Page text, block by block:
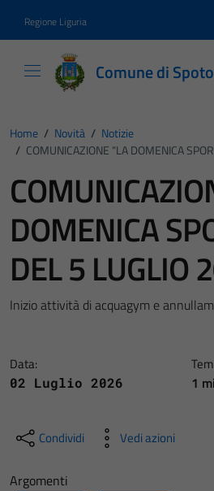
Regione Liguria
Comune di
Home / Novità / Notizie
/ COMUNICAZIONE “LA DOMENICA
DOMENICA
DEL 5 LUGLIO
Inizio attività di acquagym e
Data:
02 Luglio 2026 1
Condividi Vedi azioni
Argomenti